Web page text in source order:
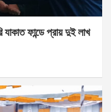
যাকাত ফান্ডে প্রায় দুই লাখ